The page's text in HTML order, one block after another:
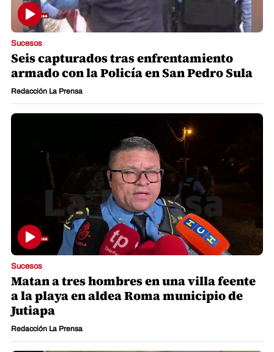
Sucesos
Seis capturados tras enfrentamiento
armado con la Policía en San Pedro Sula
Redacción La Prensa
Sucesos
Matan a tres hombres en una villa feente
a la playa en aldea Roma municipio de
Jutiapa
Redacción La Prensa